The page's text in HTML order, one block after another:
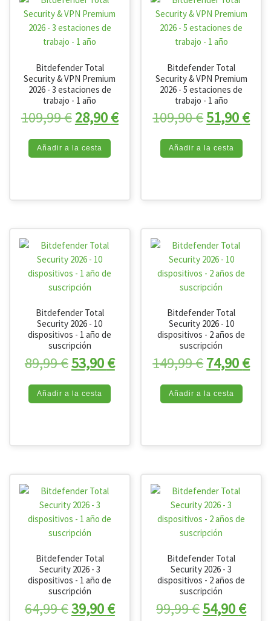
Bitdefender Total
Security & VPN Premium
2026 - 3 estaciones de
trabajo - 1 año
109,99€El precio original era: 109,99 €.
28,90€El precio actual es: 28,90
Añadir a la cesta
Bitdefender Total
Security & VPN Premium
2026 - 5 estaciones de
trabajo - 1 año
109,90€El precio
51,90€El
Añadir a la cesta
Bitdefender Total
Security 2026 - 10
dispositivos - 1 año de
suscripción
89,99€El precio original era: 89,99 €.
53,90€El precio actual es: 53,90
Añadir a la cesta
Bitdefender Total
Security 2026 - 10
dispositivos - 2 años de
suscripción
149,99€El precio
74,90€El
Añadir a la cesta
Bitdefender Total
Security 2026 - 3
dispositivos - 1 año de
suscripción
64,99€El precio original era: 64,99 €.
39,90€El precio actual es: 39,90
Bitdefender Total
Security 2026 - 3
dispositivos - 2 años de
suscripción
99,99€El precio
54,90€El